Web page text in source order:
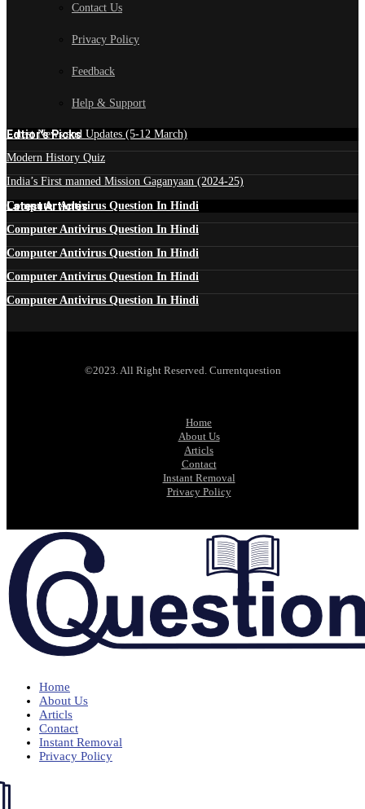
Contact Us
Privacy Policy
Feedback
Help & Support
Edtior's Picks
Latest News and Updates (5-12 March)
Modern History Quiz
India’s First manned Mission Gaganyaan (2024-25)
Latest Articles
Computer Antivirus Question In Hindi
Computer Antivirus Question In Hindi
Computer Antivirus Question In Hindi
Computer Antivirus Question In Hindi
Computer Antivirus Question In Hindi
©2023. All Right Reserved. Currentquestion
Home
About Us
Articls
Contact
Instant Removal
Privacy Policy
Home
About Us
Articls
Contact
Instant Removal
Privacy Policy